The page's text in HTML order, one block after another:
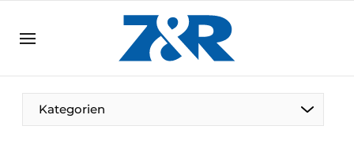
DE EN
DE
Kategorien